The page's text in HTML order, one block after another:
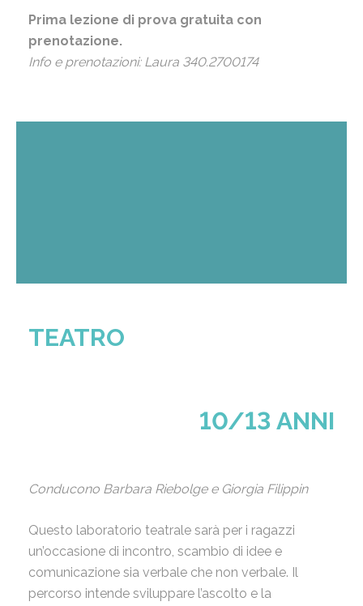
Prima lezione di prova gratuita con
prenotazione.
Info e prenotazioni: Laura 340.2700174
TEATRO
10/13 ANNI
Conducono Barbara Riebolge e Giorgia Filippin
Questo laboratorio teatrale sarà per i ragazzi
un’occasione di incontro, scambio di idee e
comunicazione sia verbale che non verbale. Il
percorso intende sviluppare l’ascolto e la